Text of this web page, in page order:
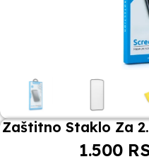
Zaštitno Staklo Za
1.500